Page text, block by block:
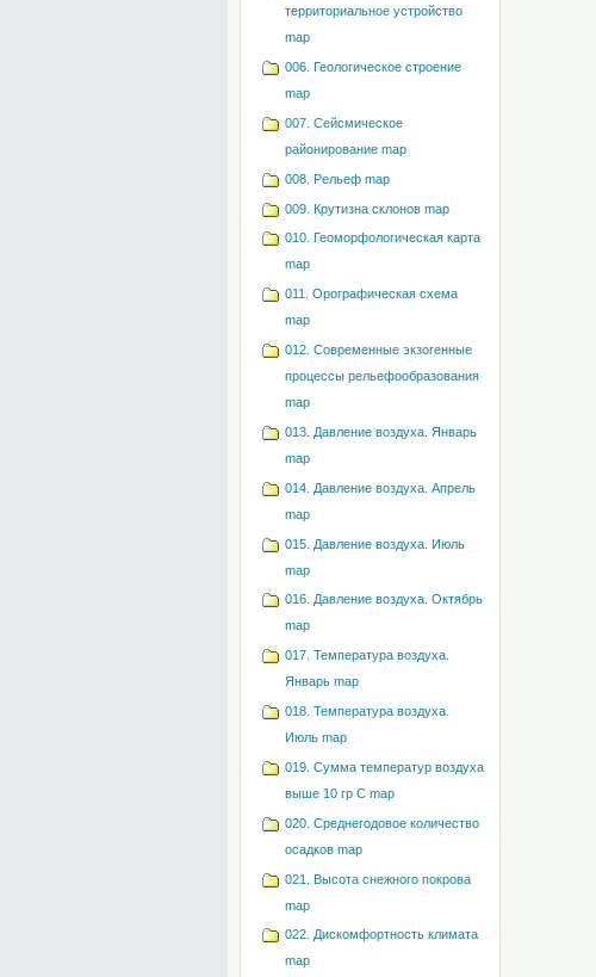
территориальное устройство
map
006. Геологическое строение
map
007. Сейсмическое
районирование map
008. Рельеф map
009. Крутизна склонов map
010. Геоморфологическая карта
map
011. Орографическая схема
map
012. Современные экзогенные
процессы рельефообразования
map
013. Давление воздуха. Январь
map
014. Давление воздуха. Апрель
map
015. Давление воздуха. Июль
map
016. Давление воздуха. Октябрь
map
017. Температура воздуха.
Январь map
018. Температура воздуха.
Июль map
019. Сумма температур воздуха
выше 10 гр С map
020. Среднегодовое количество
осадков map
021. Высота снежного покрова
map
022. Дискомфортность климата
map